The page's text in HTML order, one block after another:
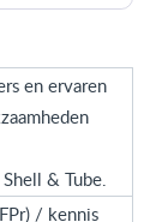
en ervaren
& Tube.
/ kennis